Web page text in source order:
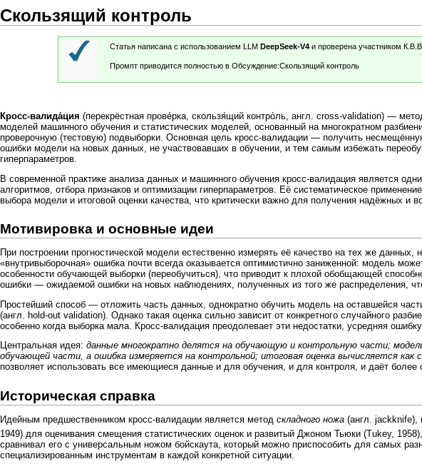
Скользящий контроль
Статья написана с использованием LLMDeepSeek-V4 и проверена участником
Промпт приводится полностью вОбсуждение:Скользящий контроль
Кросс-валида́ция (перекрёстная прове́рка, скользя́щий контро́ль, англ. cross-validation) —
моделей машинного обучения и статистических моделей, основанный на многократном
проверочную (тестовую) подвыборки. Основная цель кросс-валидации — получить
ошибки модели на новых данных, не участвовавших в обучении, и тем самым избежать
гиперпараметров.
В современной практике анализа данных и машинного обучения кросс-валидация является
алгоритмов, отбора признаков и оптимизации гиперпараметров. Её систематическое
выбора модели и итоговой оценки качества, что критически важно для получения надёжных и
Мотивировка и основные идеи
При построении прогностической модели естественно измерять её качество на тех же
«внутривыборочная» ошибка почти всегда оказывается оптимистично заниженной: модель
особенности обучающей выборки (переобучиться), что приводит к плохой обобщающей
ошибки — ожидаемой ошибки на новых наблюдениях, полученных из того же распределения,
Простейший способ — отложить часть данных, однократно обучить модель на оставшейся
(англ. hold-out validation). Однако такая оценка сильно зависит от конкретного случайного
особенно когда выборка мала. Кросс-валидация преодолевает эти недостатки, усредняя
Центральная идея: данные многократно делятся на обучающую и контрольную части;
обучающей части, а ошибка измеряется на контрольной; итоговая оценка вычисляется как
позволяет использовать все имеющиеся данные и для обучения, и для контроля, и даёт более
Историческая справка
Идейным предшественником кросс-валидации является метод складного ножа (англ.
1949) для оценивания смещения статистических оценок и развитый Джоном Тьюки (Tukey,
сравнивал его с универсальным ножом бойскаута, который можно приспособить для самых
специализированным инструментам в каждой конкретной ситуации.